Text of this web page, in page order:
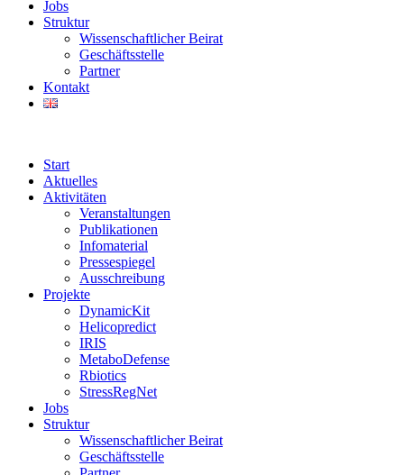
Jobs
Struktur
Wissenschaftlicher Beirat
Geschäftsstelle
Partner
Kontakt
Start
Aktuelles
Aktivitäten
Veranstaltungen
Publikationen
Infomaterial
Pressespiegel
Ausschreibung
Projekte
DynamicKit
Helicopredict
IRIS
MetaboDefense
Rbiotics
StressRegNet
Jobs
Struktur
Wissenschaftlicher Beirat
Geschäftsstelle